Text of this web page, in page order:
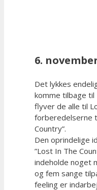
6.
Det lykkes
komme tilbage til
flyver de alle til
forberedelserne
Country”.
Den oprindelige
”Lost In The
indeholde noget
og fem sange
feeling er